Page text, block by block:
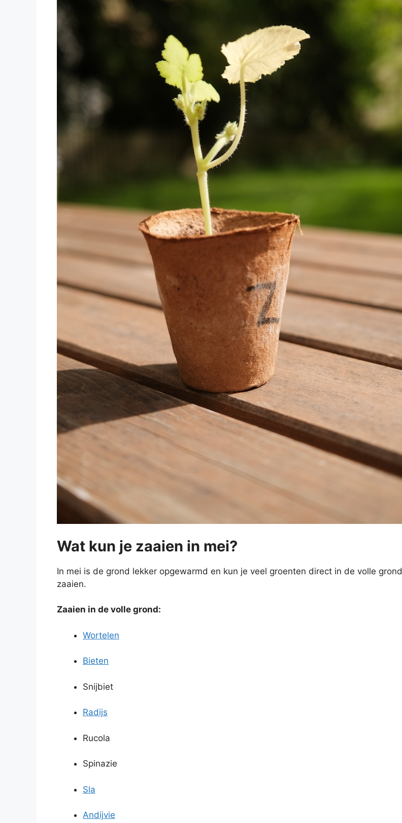
Wat kun je zaaien in mei?
In mei is de grond lekker opgewarmd en kun je veel groenten direct in de volle grond
zaaien.
Zaaien in de volle grond:
Wortelen
Bieten
Snijbiet
Radijs
Rucola
Spinazie
Sla
Andijvie